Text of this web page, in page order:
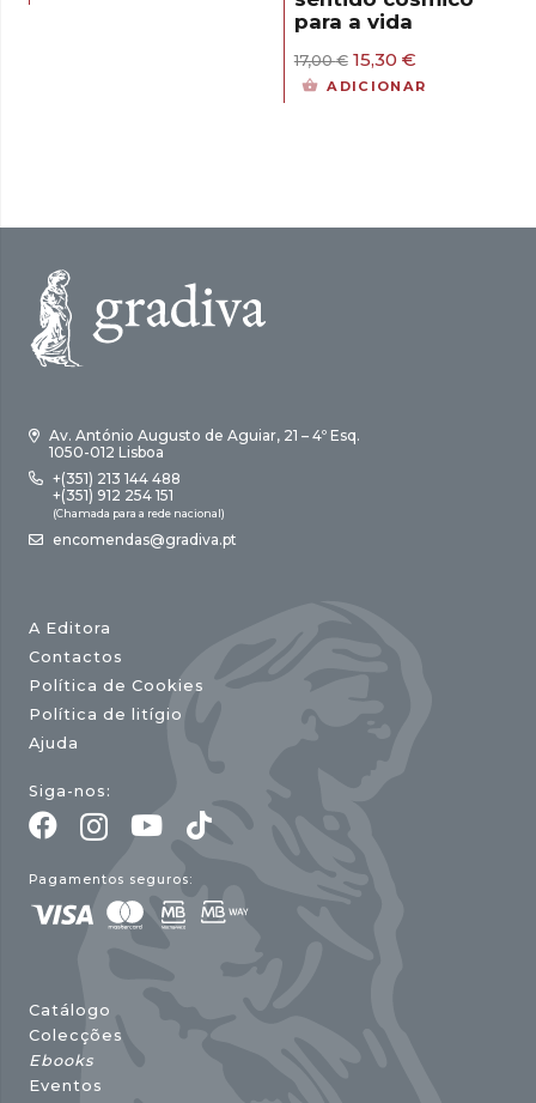
para a vida
17,00€ O
preço
15,30 €O
preço
ADICIONAR
Av. António Augusto de Aguiar, 21 – 4º Esq.
1050-012 Lisboa
+(351) 213 144 488
+(351) 912 254 151
(Chamada para a rede nacional)
encomendas@gradiva.pt
A Editora
Contactos
Política de Cookies
Política de litígio
Ajuda
Siga-nos:
Pagamentos seguros:
Catálogo
Colecções
Ebooks
Eventos